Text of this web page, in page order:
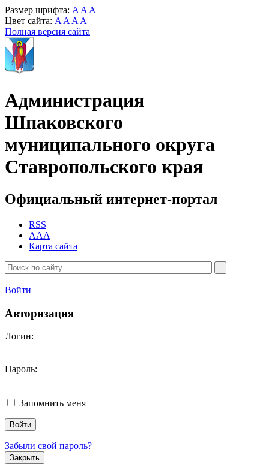
Размер шрифта: A A A
Цвет сайта: A A A A
Полная версия сайта
Администрация
Шпаковского
муниципального округа
Ставропольского края
Официальный интернет-портал
RSS
AAA
Карта сайта
Войти
Авторизация
Логин:
Пароль:
Запомнить меня
Забыли свой пароль?
Закрыть